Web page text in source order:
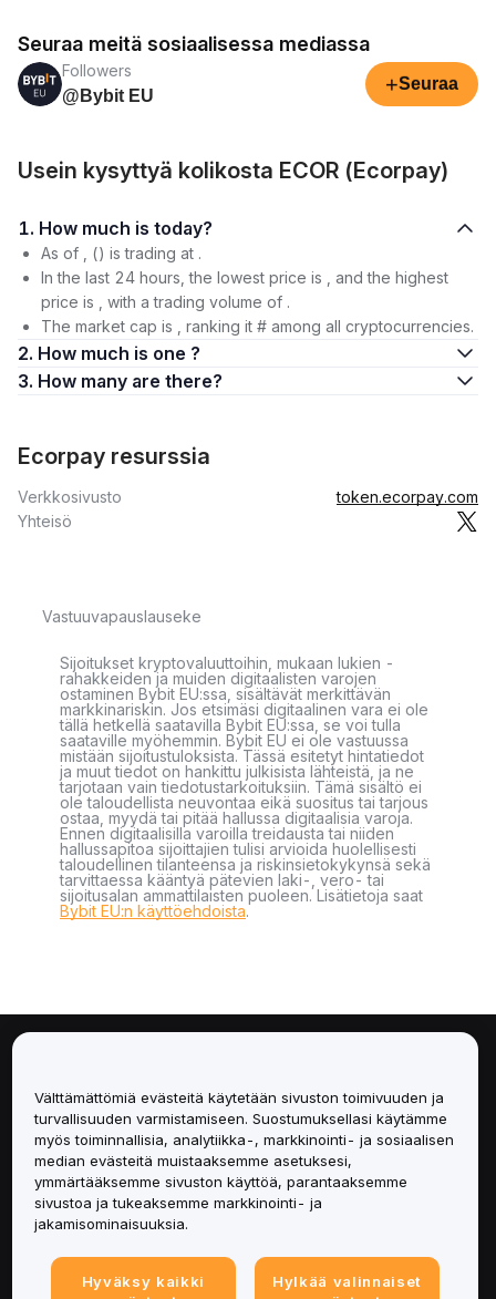
Seuraa meitä sosiaalisessa mediassa
Followers
@Bybit EU
+Seuraa
Usein kysyttyä kolikosta ECOR (Ecorpay)
1. How much is today?
As of , () is trading at .
In the last 24 hours, the lowest price is , and the highest
price is , with a trading volume of .
The market cap is , ranking it # among all cryptocurrencies.
2. How much is one ?
3. How many are there?
Ecorpay resurssia
Verkkosivusto
token.ecorpay.com
Yhteisö
Vastuuvapauslauseke
Sijoitukset kryptovaluuttoihin, mukaan lukien -
rahakkeiden ja muiden digitaalisten varojen
ostaminen Bybit EU:ssa, sisältävät merkittävän
markkinariskin. Jos etsimäsi digitaalinen vara ei ole
tällä hetkellä saatavilla Bybit EU:ssa, se voi tulla
saataville myöhemmin. Bybit EU ei ole vastuussa
mistään sijoitustuloksista. Tässä esitetyt hintatiedot
ja muut tiedot on hankittu julkisista lähteistä, ja ne
tarjotaan vain tiedotustarkoituksiin. Tämä sisältö ei
ole taloudellista neuvontaa eikä suositus tai tarjous
ostaa, myydä tai pitää hallussa digitaalisia varoja.
Ennen digitaalisilla varoilla treidausta tai niiden
hallussapitoa sijoittajien tulisi arvioida huolellisesti
taloudellinen tilanteensa ja riskinsietokykynsä sekä
tarvittaessa kääntyä pätevien laki-, vero- tai
sijoitusalan ammattilaisten puoleen. Lisätietoja saat
Bybit EU:n käyttöehdoista.
Palvelut
Tuki
Tuotteet
Lakiasiat
Välttämättömiä evästeitä käytetään sivuston toimivuuden ja
turvallisuuden varmistamiseen. Suostumuksellasi käytämme
myös toiminnallisia, analytiikka-, markkinointi- ja sosiaalisen
median evästeitä muistaaksemme asetuksesi,
ymmärtääksemme sivuston käyttöä, parantaaksemme
sivustoa ja tukeaksemme markkinointi- ja
jakamisominaisuuksia.
Hyväksy kaikki
Hylkää valinnaiset